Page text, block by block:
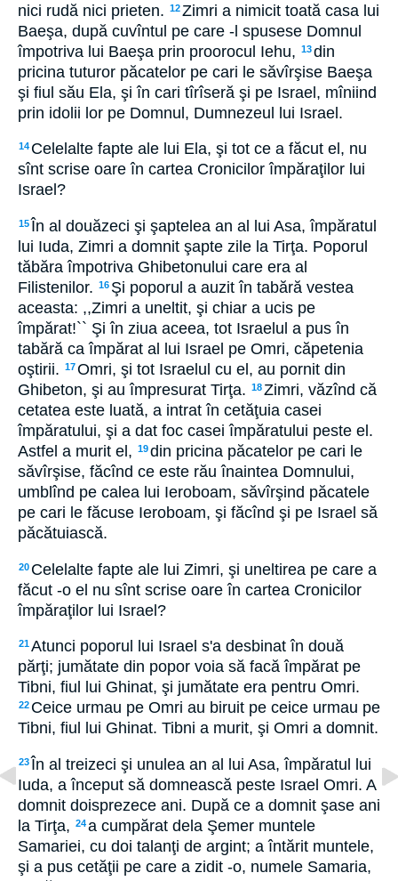
nici rudă nici prieten. 12Zimri a nimicit toată casa lui
Baeşa, după cuvîntul pe care -l spusese Domnul
împotriva lui Baeşa prin proorocul Iehu, 13din
pricina tuturor păcatelor pe cari le săvîrşise Baeşa
şi fiul său Ela, şi în cari tîrîseră şi pe Israel, mîniind
prin idolii lor pe Domnul, Dumnezeul lui Israel.
14 Celelalte fapte ale lui Ela, şi tot ce a făcut el, nu
sînt scrise oare în cartea Cronicilor împăraţilor lui
Israel?
15În al douăzeci şi şaptelea an al lui Asa, împăratul
lui Iuda, Zimri a domnit şapte zile la Tirţa. Poporul
tăbăra împotriva Ghibetonului care era al
Filistenilor. 16 Şi poporul a auzit în tabără vestea
aceasta: ,,Zimri a uneltit, şi chiar a ucis pe
împărat!`` Şi în ziua aceea, tot Israelul a pus în
tabără ca împărat al lui Israel pe Omri, căpetenia
oştirii. 17Omri, şi tot Israelul cu el, au pornit din
Ghibeton, şi au împresurat Tirţa. 18Zimri, văzînd că
cetatea este luată, a intrat în cetăţuia casei
împăratului, şi a dat foc casei împăratului peste el.
Astfel a murit el, 19din pricina păcatelor pe cari le
săvîrşise, făcînd ce este rău înaintea Domnului,
umblînd pe calea lui Ieroboam, săvîrşind păcatele
pe cari le făcuse Ieroboam, şi făcînd şi pe Israel să
păcătuiască.
20 Celelalte fapte ale lui Zimri, şi uneltirea pe care a
făcut -o el nu sînt scrise oare în cartea Cronicilor
împăraţilor lui Israel?
21Atunci poporul lui Israel s'a desbinat în două
părţi; jumătate din popor voia să facă împărat pe
Tibni, fiul lui Ghinat, şi jumătate era pentru Omri.
22 Ceice urmau pe Omri au biruit pe ceice urmau pe
Tibni, fiul lui Ghinat. Tibni a murit, şi Omri a domnit.
23În al treizeci şi unulea an al lui Asa, împăratul lui
Iuda, a început să domnească peste Israel Omri. A
domnit doisprezece ani. După ce a domnit şase ani
la Tirţa, 24a cumpărat dela Şemer muntele
Samariei, cu doi talanţi de argint; a întărit muntele,
şi a pus cetăţii pe care a zidit -o, numele Samaria,